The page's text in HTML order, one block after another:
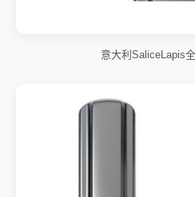
意大利SaliceLapis